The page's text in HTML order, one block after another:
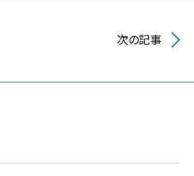
次の記事